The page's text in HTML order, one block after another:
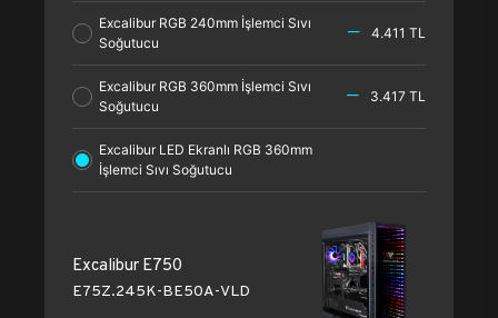
Excalibur RGB 240mm İşlemci Sıvı
Soğutucu
4.411 TL
Excalibur RGB 360mm İşlemci Sıvı
Soğutucu
3.417 TL
Excalibur LED Ekranlı RGB 360mm
İşlemci Sıvı Soğutucu
Excalibur E750
E75Z.245K-BE50A-VLD